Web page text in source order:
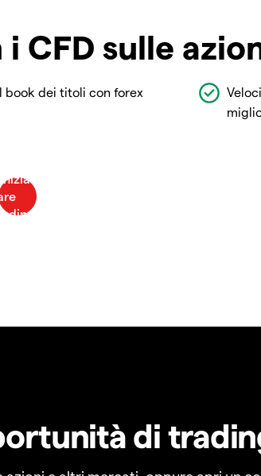
CFD sulle
book dei titoli con forex
di